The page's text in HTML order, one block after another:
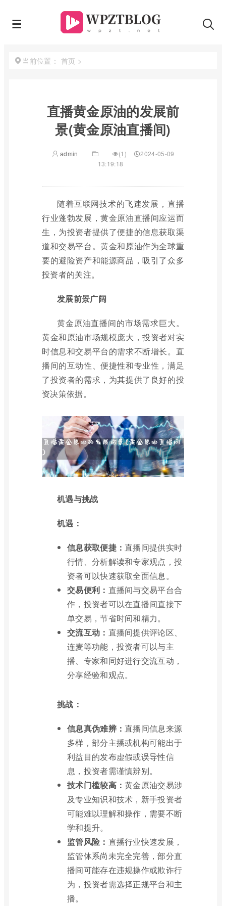
当前位置： 首页 >
直播黄金原油的发展前
景(黄金原油直播间)
admin (1)
2024-05-09
13:19:18
随着互联网技术的飞速发展，直播
行业蓬勃发展，黄金原油直播间应运而
生，为投资者提供了便捷的信息获取渠
道和交易平台。黄金和原油作为全球重
要的避险资产和能源商品，吸引了众多
投资者的关注。
发展前景广阔
黄金原油直播间的市场需求巨大。
黄金和原油市场规模庞大，投资者对实
时信息和交易平台的需求不断增长。直
播间的互动性、便捷性和专业性，满足
了投资者的需求，为其提供了良好的投
资决策依据。
机遇与挑战
机遇：
信息获取便捷： 直播间提供实时
行情、分析解读和专家观点，投
资者可以快速获取全面信息。
交易便利： 直播间与交易平台合
作，投资者可以在直播间直接下
单交易，节省时间和精力。
交流互动： 直播间提供评论区、
连麦等功能，投资者可以与主
播、专家和同好进行交流互动，
分享经验和观点。
挑战：
信息真伪难辨： 直播间信息来源
多样，部分主播或机构可能出于
利益目的发布虚假或误导性信
息，投资者需谨慎辨别。
技术门槛较高：黄金原油交易涉
及专业知识和技术，新手投资者
可能难以理解和操作，需要不断
学和提升。
监管风险： 直播行业快速发展，
监管体系尚未完全完善，部分直
播间可能存在违规操作或欺诈行
为，投资者需选择正规平台和主
播。